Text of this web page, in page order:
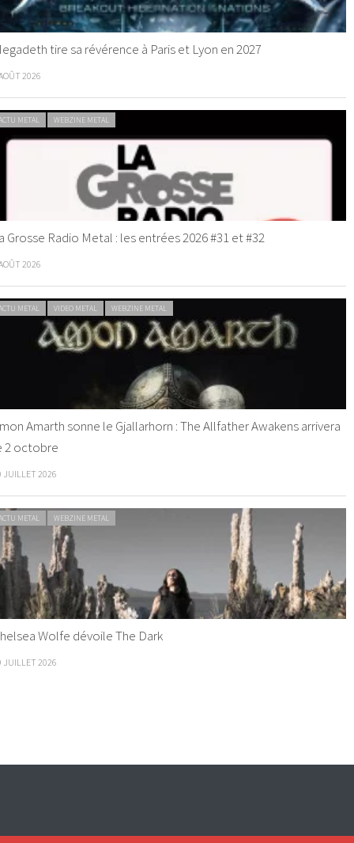
tire sa révérence à Paris et Lyon en 2027
2026
METAL WEBZINE METAL
Grosse Radio Metal : les entrées 2026 #31 et #32
2026
METAL VIDEO METAL WEBZINE METAL
Amarth sonne le Gjallarhorn : The Allfather Awakens arrivera
2 octobre
JUILLET 2026
METAL WEBZINE METAL
Wolfe dévoile The Dark
JUILLET 2026